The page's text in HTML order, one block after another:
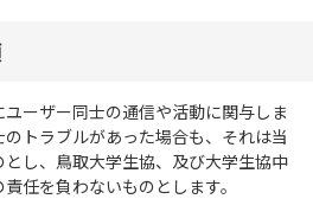
ーザー同士の通信や活動に関与しま
トラブルがあった場合も、それは当
し、鳥取大学生協、及び大学生協中
任を負わないものとします。